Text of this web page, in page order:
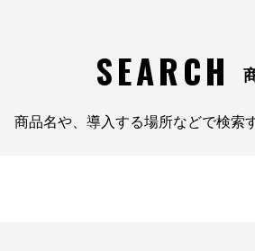
SEARCH
商品名や、導入する場所などで検索